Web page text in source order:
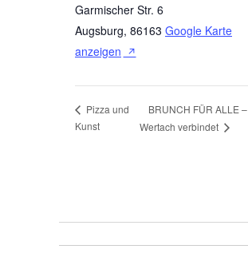
Garmischer Str. 6
Augsburg, 86163 Google Karte
anzeigen
Pizza und
Kunst
BRUNCH FÜR ALLE –
Wertach verbindet